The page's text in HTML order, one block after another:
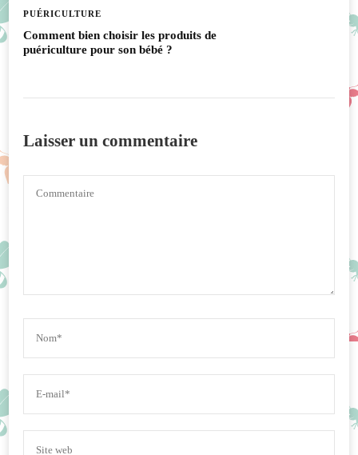
PUÉRICULTURE
Comment bien choisir les produits de
puériculture pour son bébé ?
Laisser un commentaire